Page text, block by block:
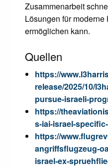
Zusammenarbeit
Lösungen für
ermöglichen kann.
Quellen
https://
release/2025/10/
pursue-israeli-
https://
s-iai-israel-
https://
angriffsflugzeug-
israel-ex-